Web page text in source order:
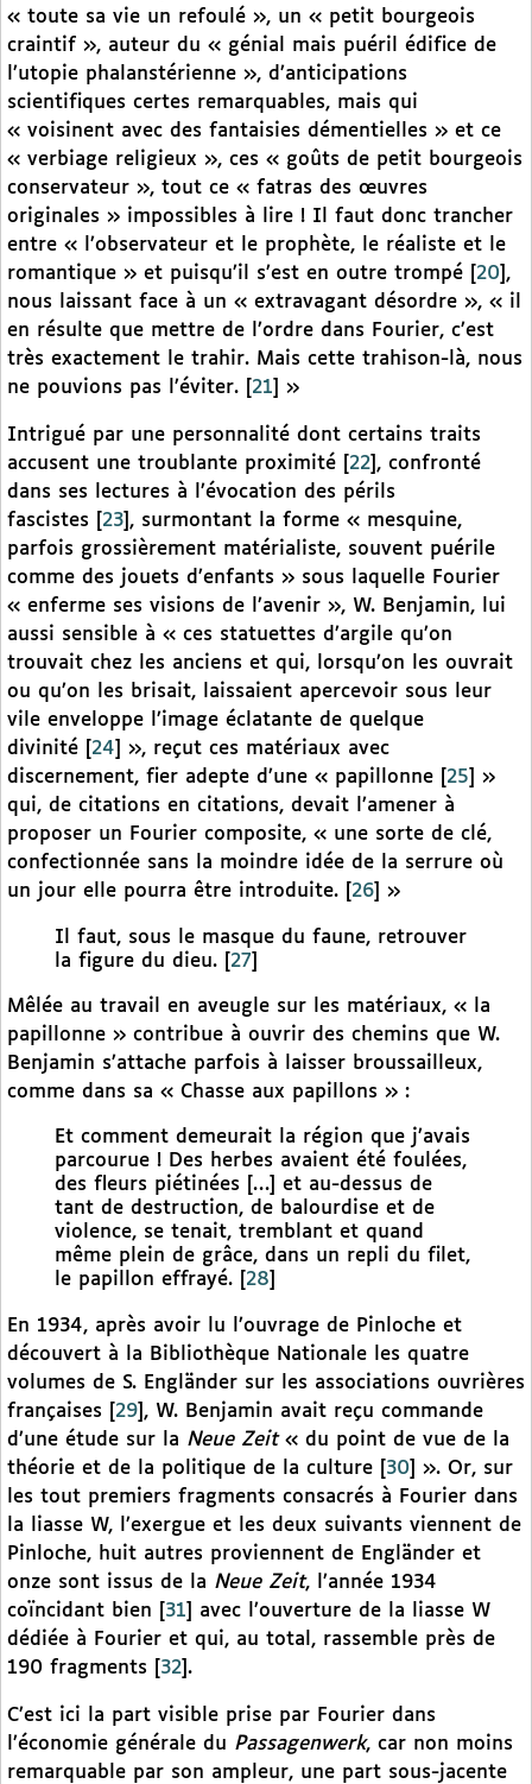
« toute sa vie un refoulé », un « petit bourgeois
craintif », auteur du « génial mais puéril édifice de
l’utopie phalanstérienne », d’anticipations
scientifiques certes remarquables, mais qui
« voisinent avec des fantaisies démentielles » et ce
« verbiage religieux », ces « goûts de petit bourgeois
conservateur », tout ce « fatras des œuvres
originales » impossibles à lire ! Il faut donc trancher
entre « l’observateur et le prophète, le réaliste et le
romantique » et puisqu’il s’est en outre trompé
20 ,
nous laissant face à un « extravagant désordre », « il
en résulte que mettre de l’ordre dans Fourier, c’est
très exactement le trahir. Mais cette trahison-là, nous
ne pouvions pas l’éviter.
21 »
Intrigué par une personnalité dont certains traits
accusent une troublante proximité
22 , confronté
dans ses lectures à l’évocation des périls
fascistes
23 , surmontant la forme « mesquine,
parfois grossièrement matérialiste, souvent puérile
comme des jouets d’enfants » sous laquelle Fourier
« enferme ses visions de l’avenir », W. Benjamin, lui
aussi sensible à « ces statuettes d’argile qu’on
trouvait chez les anciens et qui, lorsqu’on les ouvrait
ou qu’on les brisait, laissaient apercevoir sous leur
vile enveloppe l’image éclatante de quelque
divinité
24
», reçut ces matériaux avec
discernement, fier adepte d’une « papillonne
25
»
qui, de citations en citations, devait l’amener à
proposer un Fourier composite, « une sorte de clé,
confectionnée sans la moindre idée de la serrure où
un jour elle pourra être introduite.
26 »
Il faut, sous le masque du faune, retrouver
la figure du dieu.
27
Mêlée au travail en aveugle sur les matériaux, « la
papillonne » contribue à ouvrir des chemins que W.
Benjamin s’attache parfois à laisser broussailleux,
comme dans sa « Chasse aux papillons » :
Et comment demeurait la région que j’avais
parcourue ! Des herbes avaient été foulées,
des fleurs piétinées […] et au-dessus de
tant de destruction, de balourdise et de
violence, se tenait, tremblant et quand
même plein de grâce, dans un repli du filet,
le papillon effrayé.
28
En 1934, après avoir lu l’ouvrage de Pinloche et
découvert à la Bibliothèque Nationale les quatre
volumes de S. Engländer sur les associations ouvrières
françaises
29 , W. Benjamin avait reçu commande
d’une étude sur la Neue Zeit« du point de vue de la
théorie et de la politique de la culture
30
». Or, sur
les tout premiers fragments consacrés à Fourier dans
la liasse W, l’exergue et les deux suivants viennent de
Pinloche, huit autres proviennent de Engländer et
onze sont issus de la Neue Zeit, l’année 1934
coïncidant bien
31
avec l’ouverture de la liasse W
dédiée à Fourier et qui, au total, rassemble près de
190 fragments
32 .
C’est ici la part visible prise par Fourier dans
l’économie générale du Passagenwerk, car non moins
remarquable par son ampleur, une part sous-jacente